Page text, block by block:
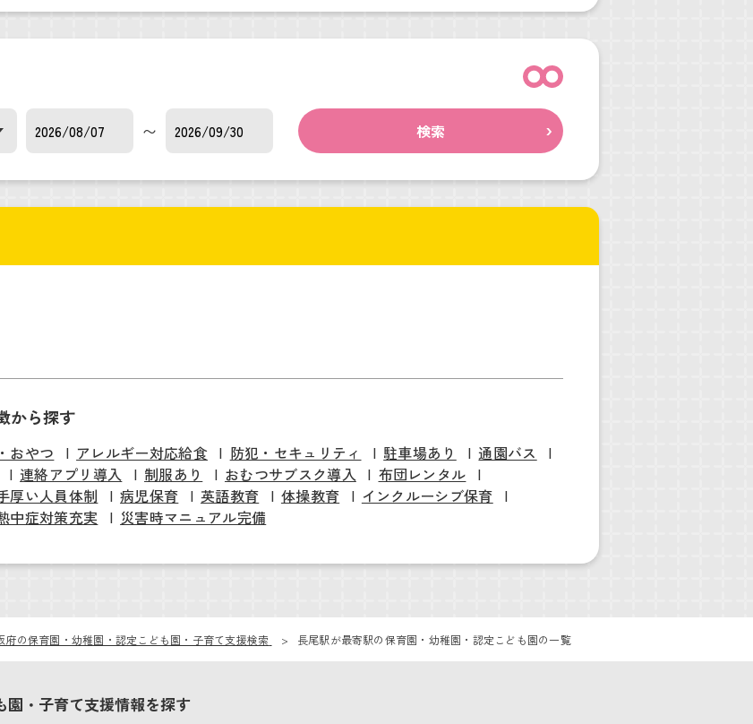
〜 検索
から探す
おやつ アレルギー対応給食 防犯・セキュリティ 駐車場あり
通園バス
連絡アプリ導入 制服あり おむつサブスク導入
布団レンタル
厚い人員体制 病児保育 英語教育 体操教育
インクルーシブ保育
中症対策充実 災害時マニュアル完備
府の保育園・幼稚園・認定こども園・子育て支援検索 長尾駅が最寄駅の保育園・幼稚園・認定こども園の一覧
・子育て支援情報を探す